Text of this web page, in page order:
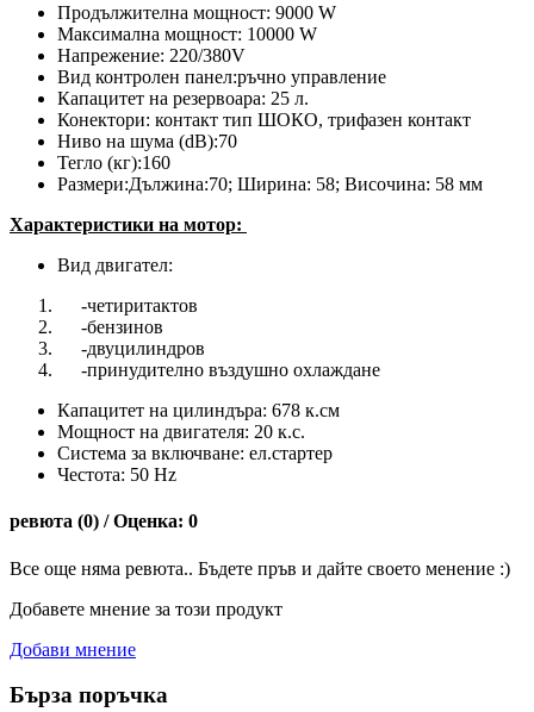
Продължителна мощност: 9000 W
Максимална мощност: 10000 W
Напрежение: 220/380V
Вид контролен панел:ръчно управление
Капацитет на резервоара: 25 л.
Конектори: контакт тип ШОКО, трифазен контакт
Ниво на шума (dB):70
Тегло (кг):160
Размери:Дължина:70; Ширина: 58; Височина: 58 мм
Характеристики на мотор:
Вид двигател:
-четиритактов
-бензинов
-двуцилиндров
-принудително въздушно охлаждане
Капацитет на цилиндъра: 678 к.см
Мощност на двигателя: 20 к.с.
Система за включване: ел.стартер
Честота: 50 Hz
ревюта (0) / Оценка: 0
Все още няма ревюта.. Бъдете пръв и дайте своето менение :)
Добавете мнение за този продукт
Добави мнение
Бърза поръчка